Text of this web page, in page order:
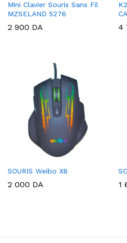
Mini Clavier Souris Sans Fil
MZSELAND 5276
2 900 DA 4
SOURIS Weibo X8
2 000 DA 1